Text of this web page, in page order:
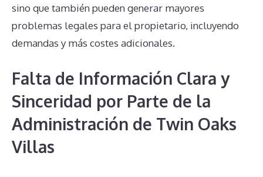
sino que también pueden generar mayores
problemas legales para el propietario, incluyendo
demandas y más costes adicionales.
Falta de Información Clara y
Sinceridad por Parte de la
Administración de Twin Oaks
Villas